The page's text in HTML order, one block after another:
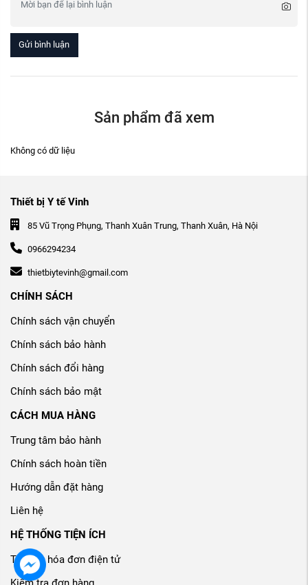
Gửi bình luận
Sản phẩm đã xem
Không có dữ liệu
Thiết bị Y tế Vinh
85 Vũ Trọng Phụng, Thanh Xuân Trung, Thanh Xuân, Hà Nội
0966294234
thietbiytevinh@gmail.com
CHÍNH SÁCH
Chính sách vận chuyển
Chính sách bảo hành
Chính sách đổi hàng
Chính sách bảo mật
CÁCH MUA HÀNG
Trung tâm bảo hành
Chính sách hoàn tiền
Hướng dẫn đặt hàng
Liên hệ
HỆ THỐNG TIỆN ÍCH
Tra cứu hóa đơn điện tử